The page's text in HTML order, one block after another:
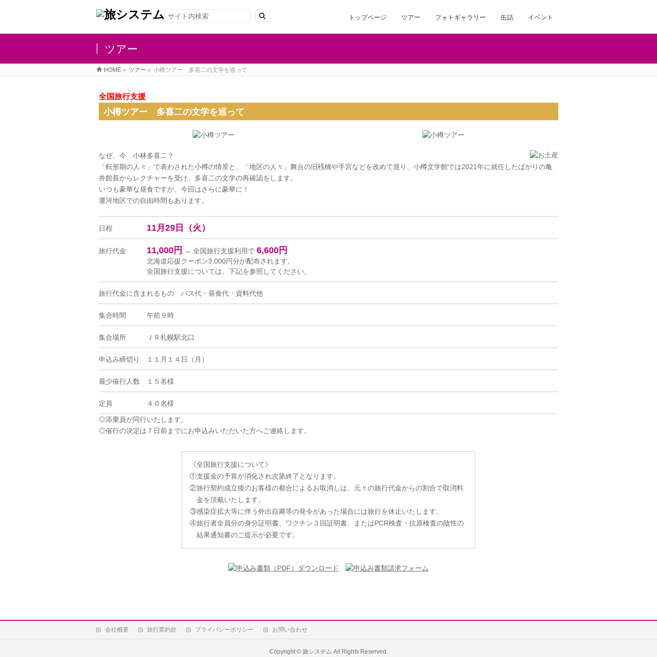
トップページ ツアー フォトギャラリー 缶詰 イベント
ツアー
HOME » ツアー » 小樽ツアー 多喜二の文学を巡って
全国旅行支援
小樽ツアー 多喜二の文学を巡って
なぜ、今 小林多喜二？
「転形期の人々」で表わされた小樽の情景と、「地区の人々」舞台の旧桟橋や手宮などを改めて巡り、小樽文学館では2021年に就任したばかりの亀
井館長からレクチャーを受け、多喜二の文学の再確認をします。
いつも豪華な昼食ですが、今回はさらに豪華に！
運河地区での自由時間もあります。
日程 11月29日（火）
旅行代金 11,000円 → 全国旅行支援利用で 6,600円
北海道応援クーポン3,000円分が配布されます。
全国旅行支援については、下記を参照してください。
旅行代金に含まれるもの バス代・昼食代・資料代他
集合時間 午前９時
集合場所 ＪＲ札幌駅北口
申込み締切り １１月１４日（月）
最少催行人数 １５名様
定員 ４０名様
◎添乗員が同行いたします。
◎催行の決定は７日前までにお申込みいただいた方へご連絡します。
《全国旅行支援について》
①支援金の予算が消化され次第終了となります。
②旅行契約成立後のお客様の都合によるお取消しは、元々の旅行代金からの割合で取消料
金を頂戴いたします。
③感染症拡大等に伴う外出自粛等の発令があった場合には旅行を休止いたします。
④旅行者全員分の身分証明書、ワクチン３回証明書、またはPCR検査・抗原検査の陰性の
結果通知書のご提示が必要です。
会社概要 旅行業約款 プライバシーポリシー お問い合わせ
Copyright © 旅システム All Rights Reserved.